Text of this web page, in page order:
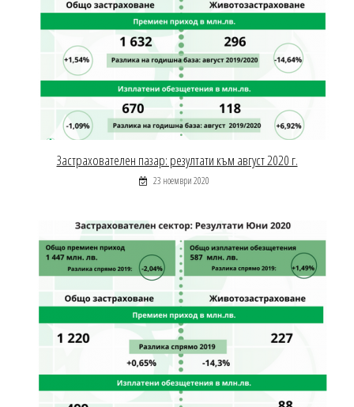
Застрахователен пазар: резултати към август 2020 г.
23 ноември 2020